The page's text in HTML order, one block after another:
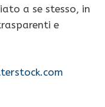
a se stesso, in
e